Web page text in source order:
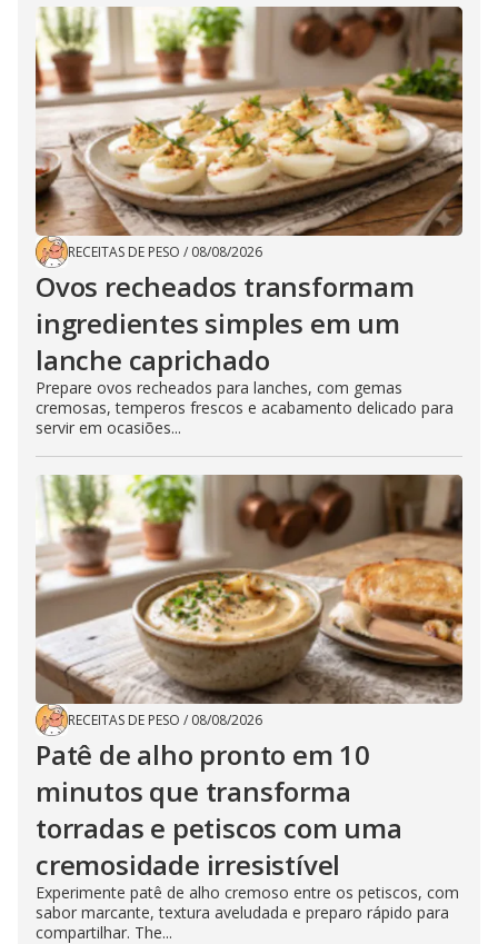
RECEITAS DE PESO / 08/08/2026
Ovos recheados transformam
ingredientes simples em um
lanche caprichado
Prepare ovos recheados para lanches, com gemas
cremosas, temperos frescos e acabamento delicado para
servir em ocasiões...
RECEITAS DE PESO / 08/08/2026
Patê de alho pronto em 10
minutos que transforma
torradas e petiscos com uma
cremosidade irresistível
Experimente patê de alho cremoso entre os petiscos, com
sabor marcante, textura aveludada e preparo rápido para
compartilhar. The...